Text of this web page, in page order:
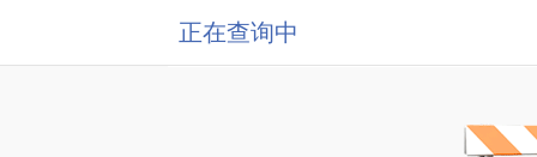
正在查询中